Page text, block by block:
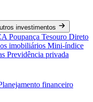
investimentos
Poupança Tesouro Direto
imobiliários Mini-índice
Previdência privada
financeiro